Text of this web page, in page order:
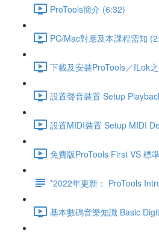
ProTools簡介 (6:32)
PC/Mac對應及本課程需知
下載及安裝ProTools／ILok
設置聲音裝置 Setup
設置MIDI裝置 Setup MIDI
免費版ProTools First VS 標
*2022年更新： ProTools
基本數碼音樂知識 Basic